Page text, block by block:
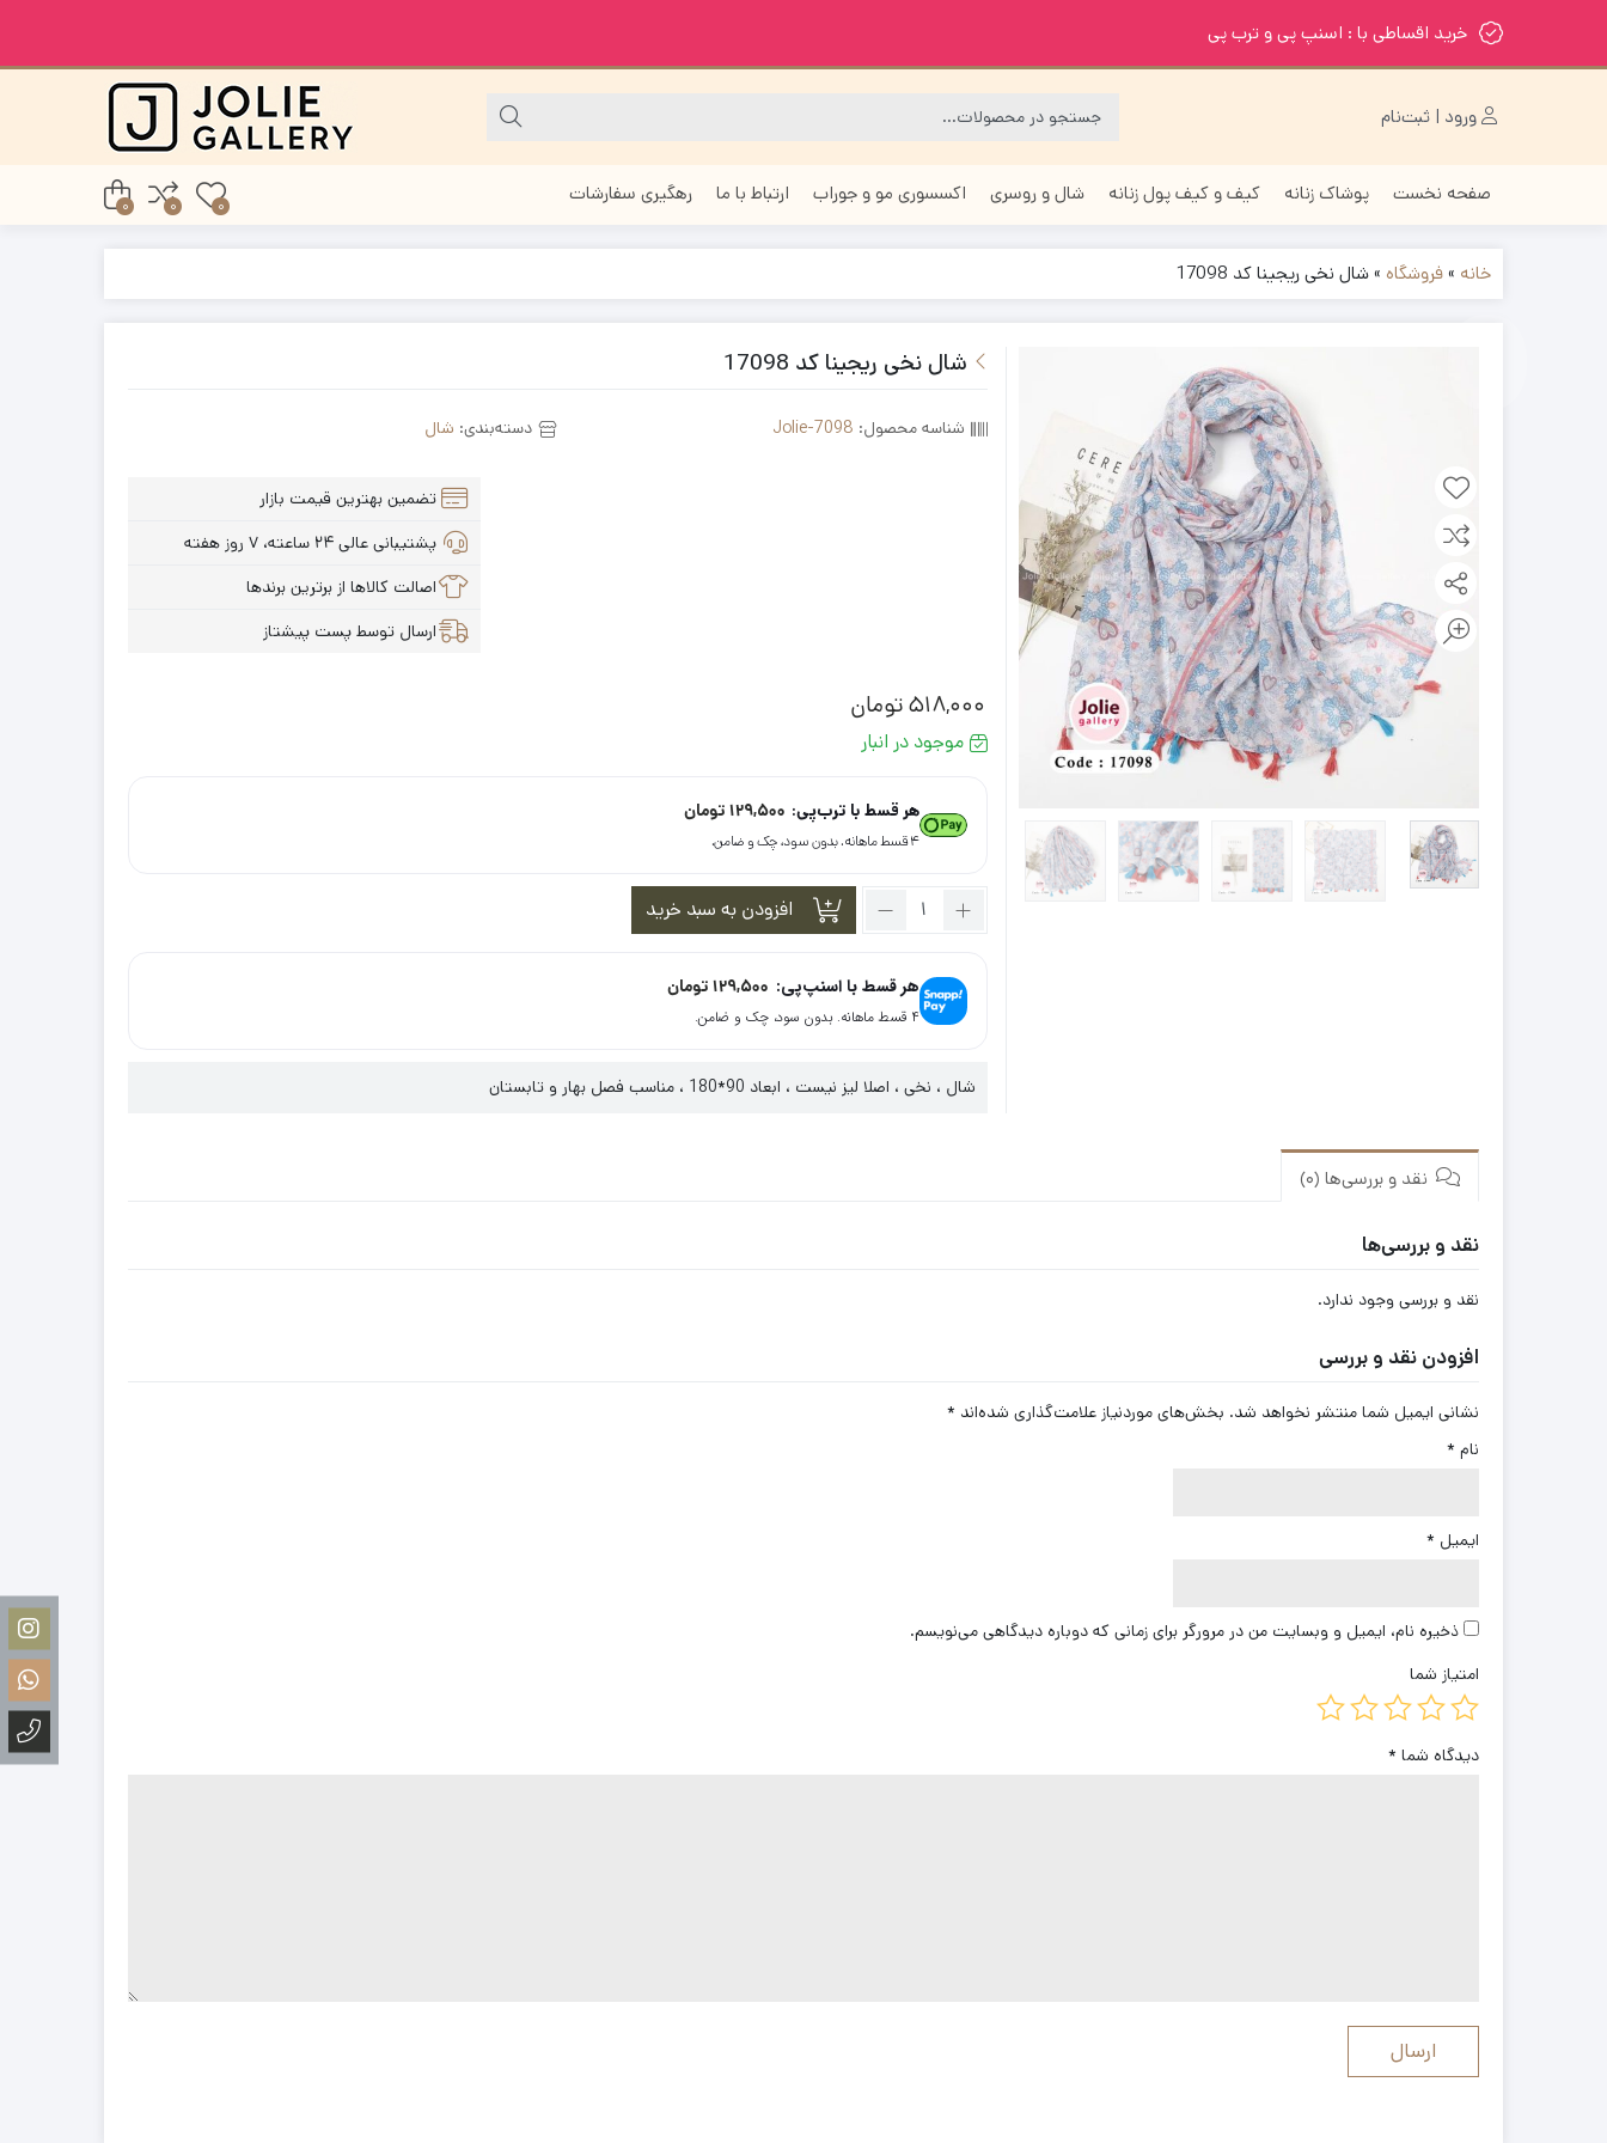
خرید اقساطی با : اسنپ پی و ترب پی
ورود | ثبت‌نام
صفحه نخست پوشاک زنانه کیف و کیف پول زنانه شال و روسری اکسسوری مو و جوراب ارتباط با ما رهگیری سفارشات
0
0
0
خانه »فروشگاه »شال نخی ریجینا کد 17098
شال نخی ریجینا کد 17098
شناسه محصول: Jolie-7098 دسته‌بندی: شال
تضمین بهترین قیمت بازار
پشتیبانی عالی ۲۴ ساعته، ۷ روز هفته
اصالت کالاها از برترین برندها
ارسال توسط پست پیشتاز
518,000 تومان
موجود در انبار
هر قسط با ترب‌پی: 129,500 تومان
۴ قسط ماهانه. بدون سود، چک و ضامن.
تعداد:
ریجینا
کد
17098
افزودن به سبد خرید
هر قسط با اسنپ‌پی: 129,500 تومان
۴ قسط ماهانه. بدون سود، چک و ضامن.
شال ، نخی ، اصلا لیز نیست ، ابعاد 90*180 ، مناسب فصل بهار و تابستان
نقد و بررسی‌ها (0)
نقد و بررسی‌ها
نقد و بررسی وجود ندارد.
افزودن نقد و بررسی
نشانی ایمیل شما منتشر نخواهد شد. بخش‌های موردنیاز علامت‌گذاری شده‌اند *
نام *
ایمیل *
ذخیره نام، ایمیل و وبسایت من در مرورگر برای زمانی که دوباره دیدگاهی می‌نویسم.
امتیاز شما
دیدگاه شما *